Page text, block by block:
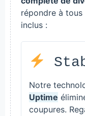
répondre à
inclus :
Notre
Uptime
coupures.